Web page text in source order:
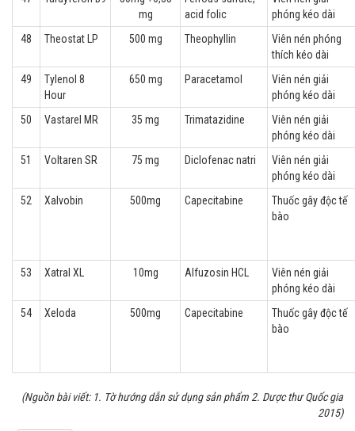
mg
acid folic
phóng kéo dài
48
Theostat LP 500 mg Theophyllin
Viên nén phóng
thích kéo dài
49
Tylenol 8
Hour
650 mg Paracetamol
Viên nén giải
phóng kéo dài
50
Vastarel MR 35 mg Trimatazidine
Viên nén giải
phóng kéo dài
51
Voltaren SR 75 mg Diclofenac natri
Viên nén giải
phóng kéo dài
52
Xalvobin 500mg Capecitabine
Thuốc gây độc tế
bào
53 Xatral XL 10mg Alfuzosin HCL
Viên nén giải
phóng kéo dài
54
Xeloda 500mg Capecitabine
Thuốc gây độc tế
bào
(Nguồn bài viết: 1. Tờ hướng dẫn sử dụng sản phẩm 2. Dược thư Quốc gia
2015)